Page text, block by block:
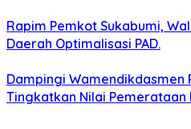
Rapim Pemkot Sukabumi,
Daerah Optimalisasi PAD.
Dampingi Wamendikdasmen
Tingkatkan Nilai Pemerataan